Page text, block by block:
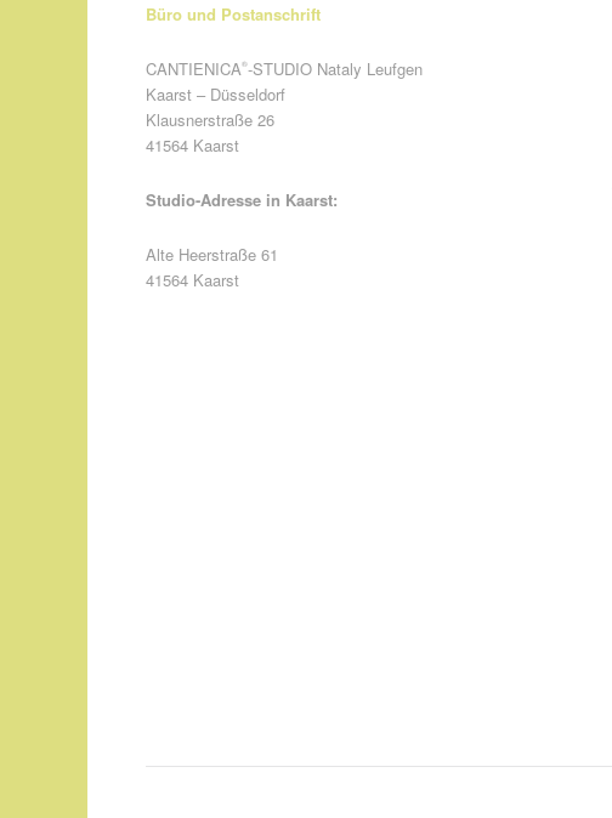
Büro und Postanschrift
CANTIENICA®-STUDIO Nataly Leufgen
Kaarst – Düsseldorf
Klausnerstraße 26
41564 Kaarst
Studio-Adresse in Kaarst:
Alte Heerstraße 61
41564 Kaarst